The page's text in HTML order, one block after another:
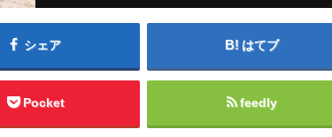
シェア はてブ
Pocket feedly